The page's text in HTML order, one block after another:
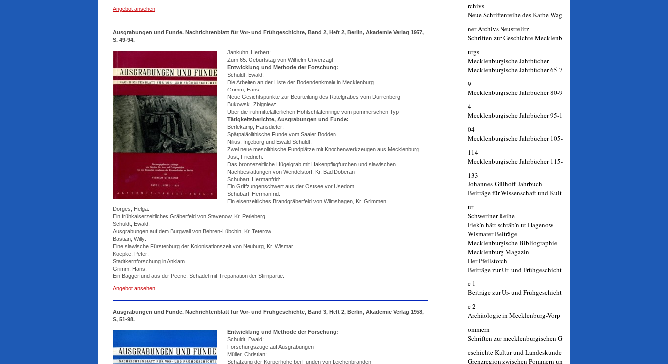
Angebot ansehen
Ausgrabungen und Funde. Nachrichtenblatt für Vor- und Frühgeschichte, Band 2, Heft 2, Berlin, Akademie Verlag 1957,
S. 49-94.
Jankuhn, Herbert:
Zum 65. Geburtstag von Wilhelm Unverzagt
Entwicklung und Methode der Forschung:
Schuldt, Ewald:
Die Arbeiten an der Liste der Bodendenkmale in Mecklenburg
Grimm, Hans:
Neue Gesichtspunkte zur Beurteilung des Rötelgrabes vom Dürrenberg
Bukowski, Zbigniew:
Über die frühmittelalterlichen Hohlschläfenringe vom pommerschen Typ
Tätigkeitsberichte, Ausgrabungen und Funde:
Berlekamp, Hansdieter:
Spätpaläolithische Funde vom Saaler Bodden
Nilius, Ingeborg und Ewald Schuldt:
Zwei neue mesolithische Fundplätze mit Knochenwerkzeugen aus Mecklenburg
Just, Friedrich:
Das bronzezeitliche Hügelgrab mit Hakenpflugfurchen und slawischen
Nachbestattungen von Wendelstorf, Kr. Bad Doberan
Schubart, Hermanfrid:
Ein Griffzungenschwert aus der Ostsee vor Usedom
Schubart, Hermanfrid:
Ein eisenzeitliches Brandgräberfeld von Wilmshagen, Kr. Grimmen
Dörges, Helga:
Ein frühkaiserzeitliches Gräberfeld von Stavenow, Kr. Perleberg
Schuldt, Ewald:
Ausgrabungen auf dem Burgwall von Behren-Lübchin, Kr. Teterow
Bastian, Willy:
Eine slawische Fürstenburg der Kolonisationszeit von Neuburg, Kr. Wismar
Koepke, Peter:
Stadtkernforschung in Anklam
Grimm, Hans:
Ein Baggerfund aus der Peene. Schädel mit Trepanation der Stirnpartie.
Angebot ansehen
Ausgrabungen und Funde. Nachrichtenblatt für Vor- und Frühgeschichte, Band 3, Heft 2, Berlin, Akademie Verlag 1958,
S, 51-98.
Entwicklung und Methode der Forschung:
Schuldt, Ewald:
Forschungszüge auf Ausgrabungen
Müller, Christian:
Schätzung der Körperhöhe bei Funden von Leichenbränden
rchivs
Neue Schriftenreihe des Karbe-Wag
ner-Archivs Neustrelitz
Schriften zur Geschichte Mecklenb
urgs
Mecklenburgische Jahrbücher
Mecklenburgische Jahrbücher 65-7
9
Mecklenburgische Jahrbücher 80-9
4
Mecklenburgische Jahrbücher 95-1
04
Mecklenburgische Jahrbücher 105-
114
Mecklenburgische Jahrbücher 115-
133
Johannes-Gillhoff-Jahrbuch
Beiträge für Wissenschaft und Kult
ur
Schweriner Reihe
Fiek'n hätt schräb'n ut Hagenow
Wismarer Beiträge
Mecklenburgische Bibliographie
Mecklenburg Magazin
Der Pfeilstorch
Beiträge zur Ur- und Frühgeschicht
e 1
Beiträge zur Ur- und Frühgeschicht
e 2
Archäologie in Mecklenburg-Vorp
ommern
Schriften zur mecklenburgischen G
eschichte Kultur und Landeskunde
Grenzregion zwischen Pommern un